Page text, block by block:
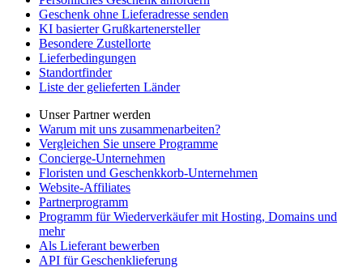
Geschenk ohne Lieferadresse senden
KI basierter Grußkartenersteller
Besondere Zustellorte
Lieferbedingungen
Standortfinder
Liste der gelieferten Länder
Unser Partner werden
Warum mit uns zusammenarbeiten?
Vergleichen Sie unsere Programme
Concierge-Unternehmen
Floristen und Geschenkkorb-Unternehmen
Website-Affiliates
Partnerprogramm
Programm für Wiederverkäufer mit Hosting, Domains und
mehr
Als Lieferant bewerben
API für Geschenklieferung